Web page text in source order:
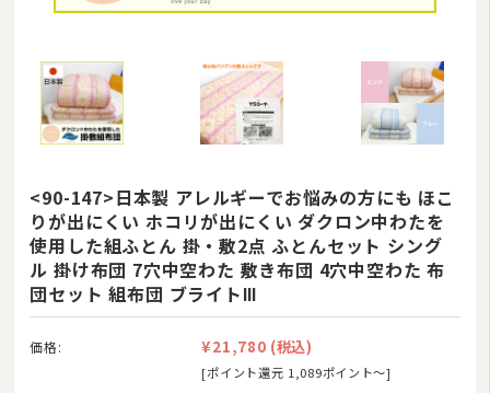
<90-147>日本製 アレルギーでお悩みの方にも ほこ
りが出にくい ホコリが出にくい ダクロン中わたを
使用した組ふとん 掛・敷2点 ふとんセット シング
ル 掛け布団 7穴中空わた 敷き布団 4穴中空わた 布
団セット 組布団 ブライトⅢ
価格: ¥21,780 (税込)
[ポイント還元 1,089ポイント〜]